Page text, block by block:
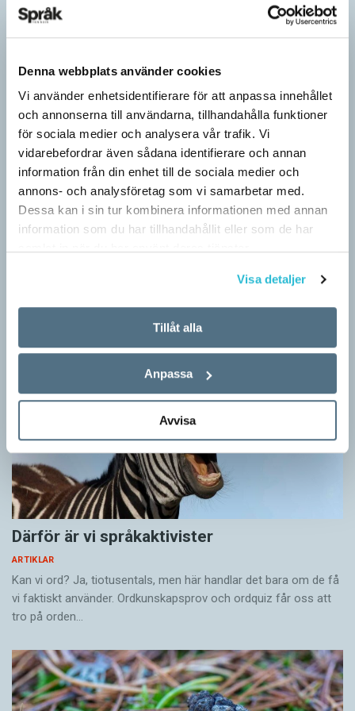
Denna webbplats använder cookies
Vi använder enhetsidentifierare för att anpassa innehållet
och annonserna till användarna, tillhandahålla funktioner
för sociala medier och analysera vår trafik. Vi
vidarebefordrar även sådana identifierare och annan
information från din enhet till de sociala medier och
annons- och analysföretag som vi samarbetar med.
Dessa kan i sin tur kombinera informationen med annan
information som du har tillhandahållit eller som de har
Visa detaljer
Tillåt alla
Anpassa
Avvisa
Hundfiskare vill få någon på kroken
dogfishing användas om folks profiler på dejtningappar också.
Därför är vi språkaktivister
ARTIKLAR
Kan vi ord? Ja, tiotusentals, men här handlar det bara om de få
vi faktiskt använder. Ordkunskapsprov och ordquiz får oss att
tro på orden…